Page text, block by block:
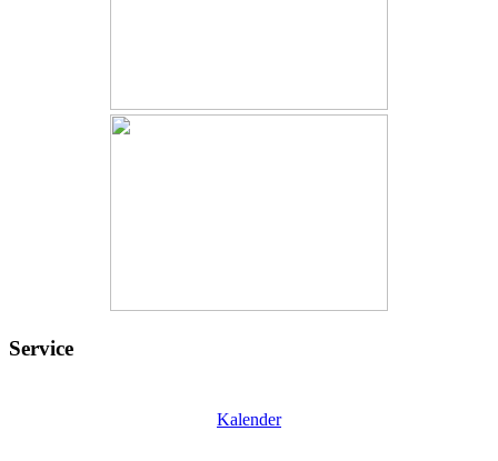
Service
Kalender